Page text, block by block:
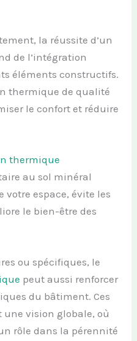
la réussite d’un
de l’intégration
éléments constructifs.
thermique de qualité
le confort et réduire
thermique
au sol minéral
espace, évite les
le bien-être des
ou spécifiques, le
peut aussi renforcer
du bâtiment. Ces
vision globale, où
rôle dans la pérennité